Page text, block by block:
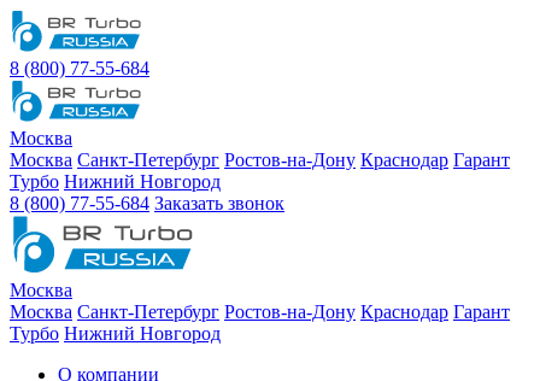
8 (800) 77-55-684
Москва
Москва Санкт-Петербург Ростов-на-Дону Краснодар Гарант
Турбо Нижний Новгород
8 (800) 77-55-684 Заказать звонок
Москва
Москва Санкт-Петербург Ростов-на-Дону Краснодар Гарант
Турбо Нижний Новгород
О компании